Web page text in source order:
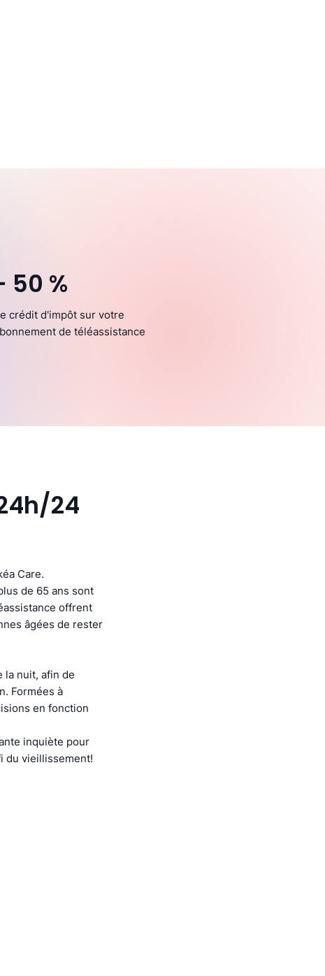
50 %
crédit d'impôt sur votre
de téléassistance
24
Care.
de 65 ans sont
offrent
âgées de rester
la nuit, afin de
Formées à
en fonction
inquiète pour
du vieillissement!